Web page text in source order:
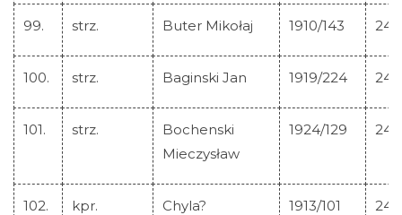
99. strz. Buter Mikołaj 1910/143
100. strz. Baginski Jan 1919/224
101. strz.
Bochenski
Mieczysław
1924/129
102. kpr.
Chyla?
1913/101